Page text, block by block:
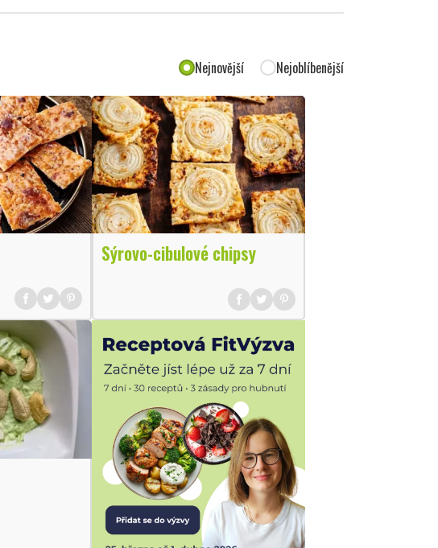
Nejnovější Nejoblíbenější
Sýrovo-cibulové chipsy